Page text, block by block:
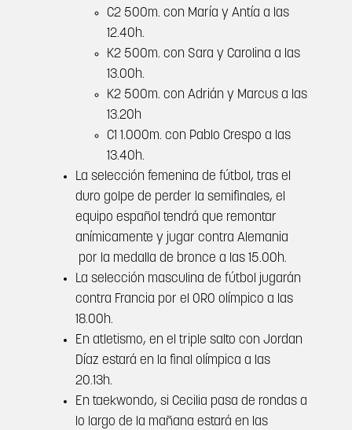
C2 500m. con María y Antía a las
12.40h.
K2 500m. con Sara y Carolina a las
13.00h.
K2 500m. con Adrián y Marcus a las
13.20h
C1 1.000m. con Pablo Crespo a las
13.40h.
La selección femenina de fútbol, tras el
duro golpe de perder la semifinales, el
equipo español tendrá que remontar
anímicamente y jugar contra Alemania
por la medalla de bronce a las 15.00h.
La selección masculina de fútbol jugarán
contra Francia por el ORO olímpico a las
18.00h.
En atletismo, en el triple salto con Jordan
Díaz estará en la final olímpica a las
20.13h.
En taekwondo, si Cecilia pasa de rondas a
lo largo de la mañana estará en las